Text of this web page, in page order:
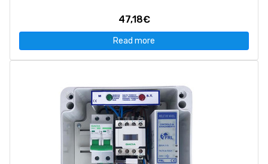
47,18€
Read more